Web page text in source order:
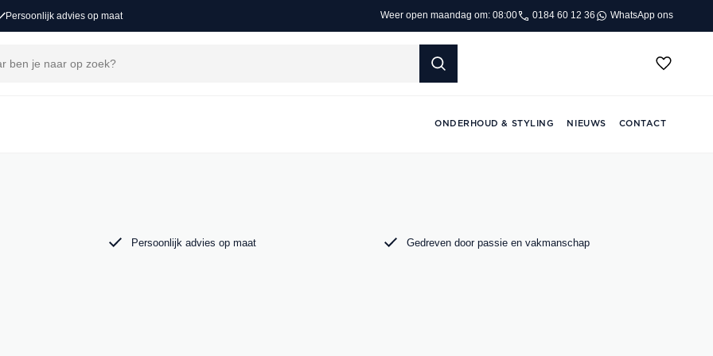
Persoonlijk advies op maat Weer open maandag om: 08:00 0184 60 12 36 WhatsApp ons
ONDERHOUD & STYLING NIEUWS CONTACT
Auto vind je een zorgvuldig
de krachtige Audi RS6. Bekijk ons aanbod
Persoonlijk advies op maat Gedreven door passie en vakmanschap